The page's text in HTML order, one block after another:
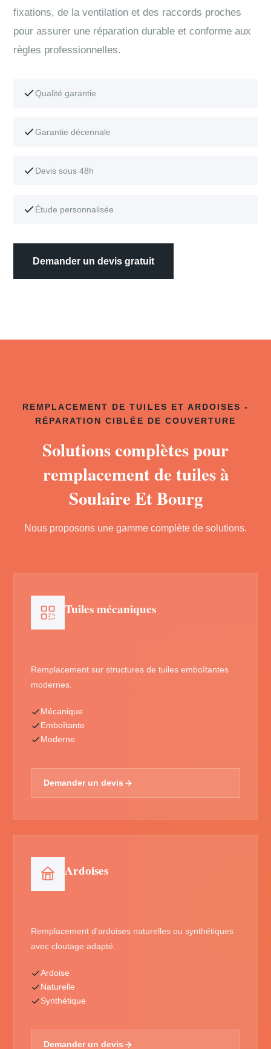
fixations, de la ventilation et des raccords proches
pour assurer une réparation durable et conforme aux
règles professionnelles.
Qualité garantie
Garantie décennale
Devis sous 48h
Étude personnalisée
Demander un devis gratuit
REMPLACEMENT DE TUILES ET ARDOISES -
RÉPARATION CIBLÉE DE COUVERTURE
Solutions complètes pour
remplacement de tuiles à
Soulaire Et Bourg
Nous proposons une gamme complète de solutions.
Tuiles mécaniques
Remplacement sur structures de tuiles emboîtantes
modernes.
Mécanique
Emboîtante
Moderne
Demander un devis
Ardoises
Remplacement d'ardoises naturelles ou synthétiques
avec cloutage adapté.
Ardoise
Naturelle
Synthétique
Demander un devis